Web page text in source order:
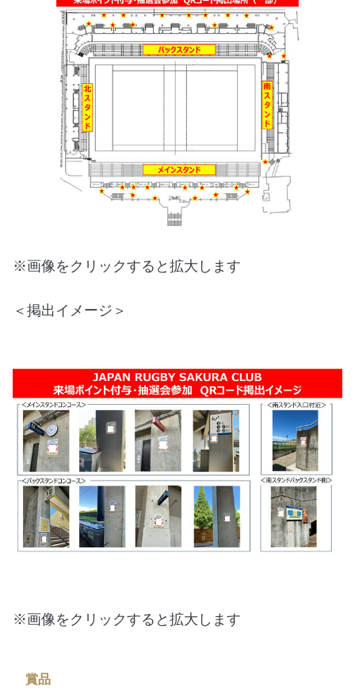
※画像をクリックすると拡大します
＜掲出イメージ＞
※画像をクリックすると拡大します
賞品